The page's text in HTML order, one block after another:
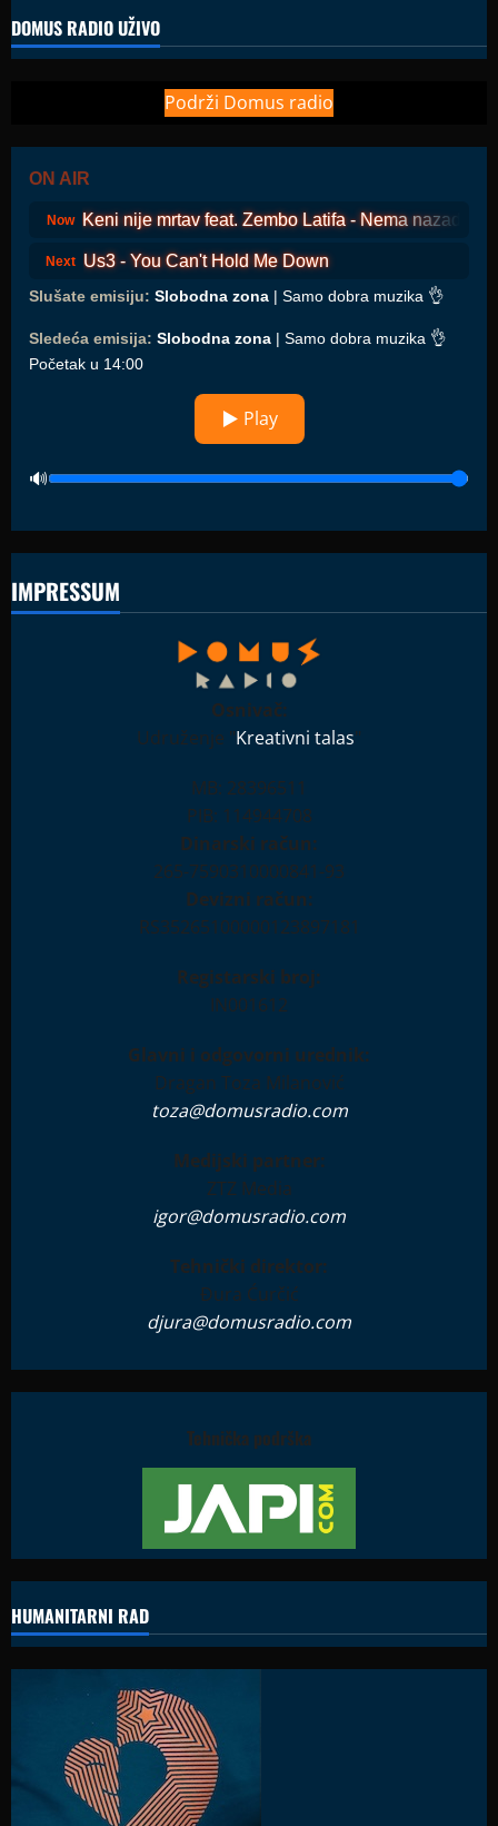
DOMUS RADIO UŽIVO
Podrži Domus radio
ON AIR
Now Keni nije mrtav feat. Zembo Latifa - Nema nazad
Next Us3 - You Can't Hold Me Down
Slušate emisiju: Slobodna zona | Samo dobra muzika 👌
Sledeća emisija: Slobodna zona | Samo dobra muzika 👌
Početak u 14:00
▶ Play
IMPRESSUM
Osnivač:
Udruženje "Kreativni talas"
MB: 28396511
PIB: 114944708
Dinarski račun:
265-7590310000841-93
Devizni račun:
RS35265100000123897181
Registarski broj:
IN001612
Glavni i odgovorni urednik:
Dragan Toza Milanović
toza@domusradio.com
Medijski partner:
ZTZ Media
igor@domusradio.com
Tehnički direktor:
Đura Ćurčić
djura@domusradio.com
Tehnička podrška
HUMANITARNI RAD